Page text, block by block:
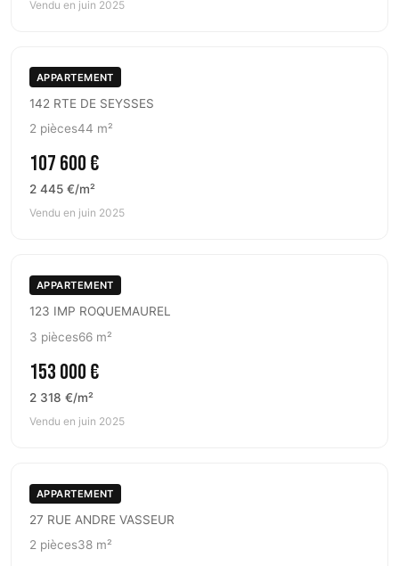
Vendu en juin 2025
APPARTEMENT
142 RTE DE SEYSSES
2 pièces44 m²
107 600 €
2 445 €/m²
Vendu en juin 2025
APPARTEMENT
123 IMP ROQUEMAUREL
3 pièces66 m²
153 000 €
2 318 €/m²
Vendu en juin 2025
APPARTEMENT
27 RUE ANDRE VASSEUR
2 pièces38 m²